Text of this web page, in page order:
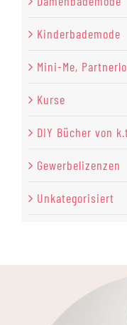
Kinderbademode
Mini-Me,
Kurse
DIY Bücher von
Gewerbelizenzen
Unkategorisiert